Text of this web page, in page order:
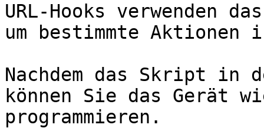
URL-Hooks
um bestimmte Aktionen
Nachdem das Skript in
können Sie das Gerät
programmieren.